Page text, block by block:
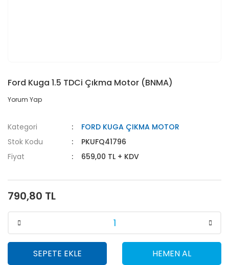
Ford Kuga 1.5 TDCi Çıkma Motor (BNMA)
Yorum Yap
Kategori
FORD KUGA ÇIKMA MOTOR
Stok Kodu
PKUFQ41796
Fiyat
659,00 TL + KDV
790,80 TL
SEPETE EKLE HEMEN AL